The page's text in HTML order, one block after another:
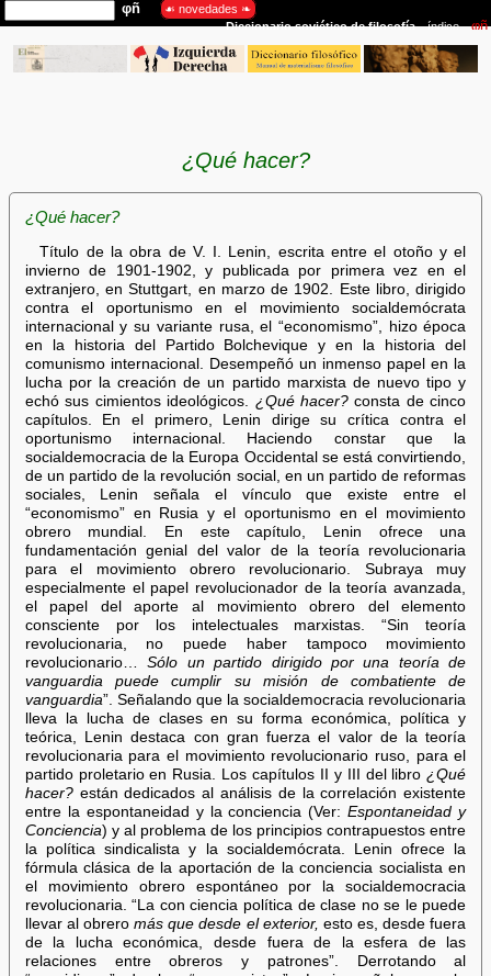
¿Qué hacer?
¿Qué hacer?
Título de la obra de V. I. Lenin, escrita entre el otoño y el
invierno de 1901-1902, y publicada por primera vez en el
extranjero, en Stuttgart, en marzo de 1902. Este libro, dirigido
contra el oportunismo en el movimiento socialdemócrata
internacional y su variante rusa, el “economismo”, hizo época
en la historia del Partido Bolchevique y en la historia del
comunismo internacional. Desempeñó un inmenso papel en la
lucha por la creación de un partido marxista de nuevo tipo y
echó sus cimientos ideológicos. ¿Qué hacer?consta de cinco
capítulos. En el primero, Lenin dirige su crítica contra el
oportunismo internacional. Haciendo constar que la
socialdemocracia de la Europa Occidental se está convirtiendo,
de un partido de la revolución social, en un partido de reformas
sociales, Lenin señala el vínculo que existe entre el
“economismo” en Rusia y el oportunismo en el movimiento
obrero mundial. En este capítulo, Lenin ofrece una
fundamentación genial del valor de la teoría revolucionaria
para el movimiento obrero revolucionario. Subraya muy
especialmente el papel revolucionador de la teoría avanzada,
el papel del aporte al movimiento obrero del elemento
consciente por los intelectuales marxistas. “Sin teoría
revolucionaria, no puede haber tampoco movimiento
revolucionario…Sólo un partido dirigido por una teoría de
vanguardia puede cumplir su misión de combatiente de
vanguardia”. Señalando que la socialdemocracia revolucionaria
lleva la lucha de clases en su forma económica, política y
teórica, Lenin destaca con gran fuerza el valor de la teoría
revolucionaria para el movimiento revolucionario ruso, para el
partido proletario en Rusia. Los capítulos II y III del libro¿Qué
hacer?están dedicados al análisis de la correlación existente
entre la espontaneidad y la conciencia (Ver:Espontaneidad y
Conciencia) y al problema de los principios contrapuestos entre
la política sindicalista y la socialdemócrata. Lenin ofrece la
fórmula clásica de la aportación de la conciencia socialista en
el movimiento obrero espontáneo por la socialdemocracia
revolucionaria. “La con ciencia política de clase no se le puede
llevar al obreromás que desde el exterior, esto es, desde fuera
de la lucha económica, desde fuera de la esfera de las
relaciones entre obreros y patrones”. Derrotando al